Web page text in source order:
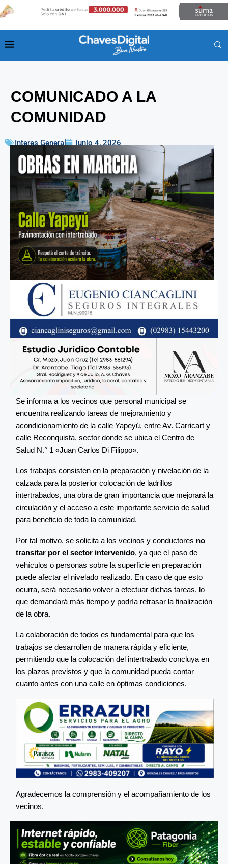
COMUNICADO A LA
COMUNIDAD
Interes General junio 4, 2026
Se informa a los vecinos que personal municipal se
encuentra realizando tareas de mejoramiento y
acondicionamiento de la calle Yapeyú, entre Av. Carricart y
calle Reconquista, sector donde se ubica el Centro de
Salud N.° 1 «Juan Carlos Di Filippo».
Los trabajos consisten en la preparación y nivelación de la
calzada para la posterior colocación de ladrillos
intertrabados, una obra de gran importancia que mejorará la
circulación y el acceso a este importante servicio de salud
para beneficio de toda la comunidad.
Por tal motivo, se solicita a los vecinos y conductores no
transitar por el sector intervenido, ya que el paso de
vehículos o personas sobre la superficie en preparación
puede afectar el nivelado realizado. En caso de que esto
ocurra, será necesario volver a efectuar dichas tareas, lo
que demandará más tiempo y podría retrasar la finalización
de la obra.
La colaboración de todos es fundamental para que los
trabajos se desarrollen de manera rápida y eficiente,
permitiendo que la colocación del intertrabado concluya en
los plazos previstos y que la comunidad pueda contar
cuanto antes con una calle en óptimas condiciones.
Agradecemos la comprensión y el acompañamiento de los
vecinos.